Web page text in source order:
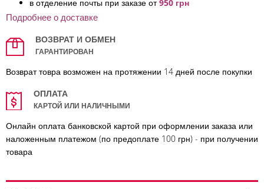
в отделение почты при заказе от950 грн
Подробнее о доставке
ВОЗВРАТ И ОБМЕН
ГАРАНТИРОВАН
Возврат товра возможен на протяжении 14 дней после покупки
ОПЛАТА
КАРТОЙ ИЛИ НАЛИЧНЫМИ
Онлайн оплата банковской картой при оформлении заказа или
наложенным платежом (по предоплате 100 грн) - при получении
товара